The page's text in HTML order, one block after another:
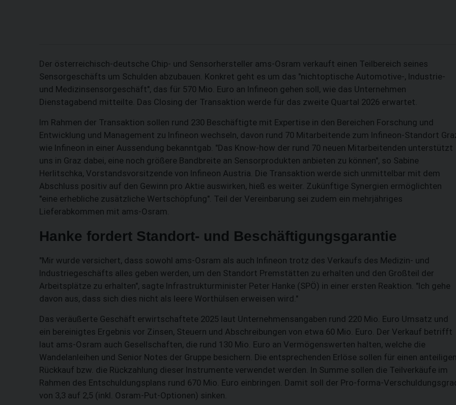
Der österreichisch-deutsche Chip- und Sensorhersteller ams-Osram verkauft einen Teilbereich seines
Sensorgeschäfts um Schulden abzubauen. Konkret geht es um das "nichtoptische Automotive-, Industrie-
und Medizinsensorgeschäft", das für 570 Mio. Euro an Infineon gehen soll, wie das Unternehmen
Dienstagabend mitteilte. Das Closing der Transaktion werde für das zweite Quartal 2026 erwartet.
Im Rahmen der Transaktion sollen rund 230 Beschäftigte mit Expertise in den Bereichen Forschung und
Entwicklung und Management zu Infineon wechseln, davon rund 70 Mitarbeitende zum Infineon-Standort
wie Infineon in einer Aussendung bekanntgab. "Das Know-how der rund 70 neuen Mitarbeitenden unterstützt
uns in Graz dabei, eine noch größere Bandbreite an Sensorprodukten anbieten zu können", so Sabine
Herlitschka, Vorstandsvorsitzende von Infineon Austria. Die Transaktion werde sich unmittelbar mit dem
Abschluss positiv auf den Gewinn pro Aktie auswirken, hieß es weiter. Zukünftige Synergien ermöglichten
"eine erhebliche zusätzliche Wertschöpfung". Teil der Vereinbarung sei zudem ein mehrjähriges
Lieferabkommen mit ams-Osram.
Hanke fordert Standort- und Beschäftigungsgarantie
"Mir wurde versichert, dass sowohl ams-Osram als auch Infineon trotz des Verkaufs des Medizin- und
Industriegeschäfts alles geben werden, um den Standort Premstätten zu erhalten und den Großteil der
Arbeitsplätze zu erhalten", sagte Infrastrukturminister Peter Hanke (SPÖ) in einer ersten Reaktion. "Ich gehe
davon aus, dass sich dies nicht als leere Worthülsen erweisen wird."
Das veräußerte Geschäft erwirtschaftete 2025 laut Unternehmensangaben rund 220 Mio. Euro Umsatz und
ein bereinigtes Ergebnis vor Zinsen, Steuern und Abschreibungen von etwa 60 Mio. Euro. Der Verkauf betrifft
laut ams-Osram auch Gesellschaften, die rund 130 Mio. Euro an Vermögenswerten halten, welche die
Wandelanleihen und Senior Notes der Gruppe besichern. Die entsprechenden Erlöse sollen für einen anteiligen
Rückkauf bzw. die Rückzahlung dieser Instrumente verwendet werden. In Summe sollen die Teilverkäufe im
Rahmen des Entschuldungsplans rund 670 Mio. Euro einbringen. Damit soll der Pro-forma-
von 3,3 auf 2,5 (inkl. Osram-Put-Optionen) sinken.
SUCHEN